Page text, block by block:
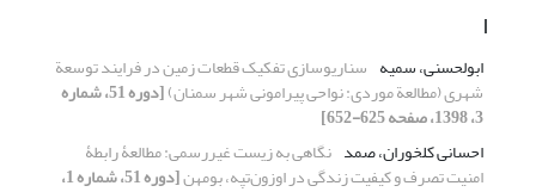
ا
ابولحسنی، سمیه سناریوسازی تفکیک قطعات زمین در فرایند توسعة
شهری (مطالعة موردی: نواحی پیرامونی شهر سمنان) [دوره 51، شماره
3، 1398، صفحه 625-652]
احسانی کلخوران، صمد نگاهی به زیست غیررسمی: مطالعۀ رابطۀ
امنیت تصرف و کیفیت زندگی در اوزون‌تپه، بومهن [دوره 51، شماره 1،